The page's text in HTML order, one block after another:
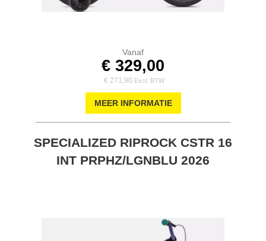
Vanaf
€ 329,00
€ 271,90
MEER INFORMATIE
SPECIALIZED RIPROCK CSTR 16
INT PRPHZ/LGNBLU 2026